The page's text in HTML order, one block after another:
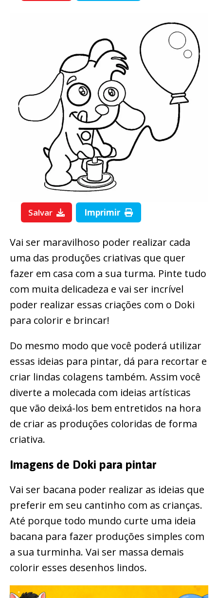
Salvar Imprimir
Vai ser maravilhoso poder realizar cada
uma das produções criativas que quer
fazer em casa com a sua turma. Pinte tudo
com muita delicadeza e vai ser incrível
poder realizar essas criações com o Doki
para colorir e brincar!
Do mesmo modo que você poderá utilizar
essas ideias para pintar, dá para recortar e
criar lindas colagens também. Assim você
diverte a molecada com ideias artísticas
que vão deixá-los bem entretidos na hora
de criar as produções coloridas de forma
criativa.
Imagens de Doki para pintar
Vai ser bacana poder realizar as ideias que
preferir em seu cantinho com as crianças.
Até porque todo mundo curte uma ideia
bacana para fazer produções simples com
a sua turminha. Vai ser massa demais
colorir esses desenhos lindos.